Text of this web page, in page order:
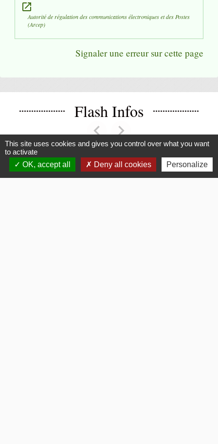
open_in_new
Autorité de régulation des communications électroniques et des Postes
(Arcep)
Signaler une erreur sur cette page
Flash Infos
chevron_leftPrevious
chevron_right
Next
Voir tout
This site uses cookies and gives you control over what you want
to activate
OK, accept all
Deny all cookies Personalize